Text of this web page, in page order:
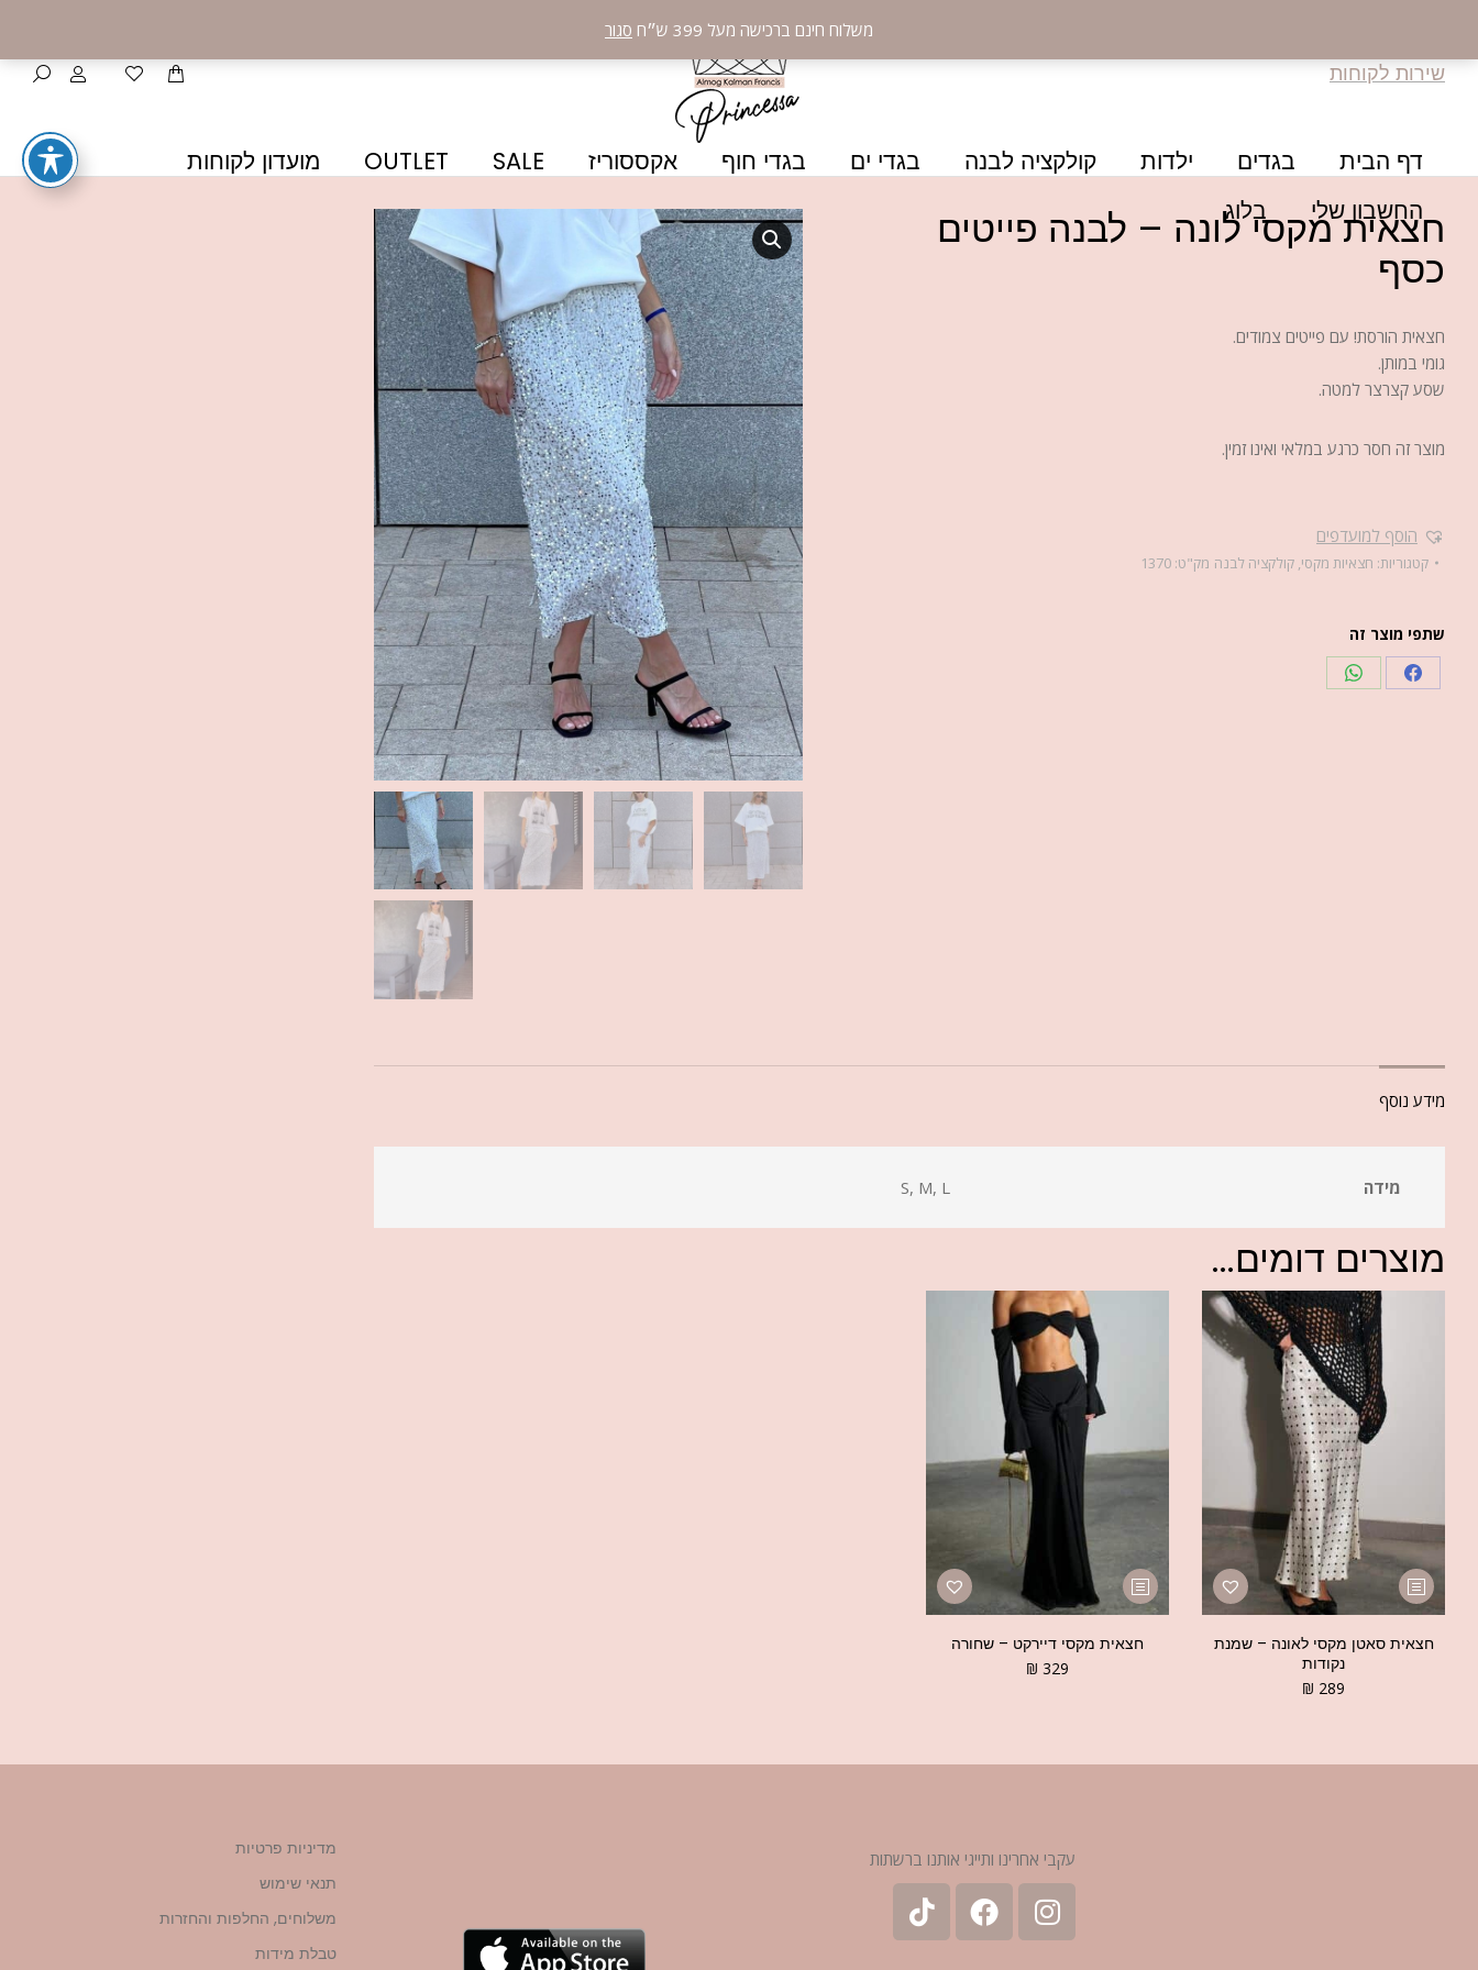
משלוח חינם ברכישה מעל 399 ש״ח סגור
שירות לקוחות
דף הבית בגדים ילדות קולקציה לבנה בגדי ים בגדי חוף אקססוריז SALE
OUTLET
מועדון לקוחות
החשבון שלי
בלוג
חצאית מקסי לונה – לבנה פייטים
כסף
חצאית הורסת! עם פייטים צמודים.
גומי במותן.
שסע קצרצר למטה.
מוצר זה חסר כרגע במלאי ואינו זמין.
הוסף למועדפים
קטגוריות: חצאיות מקסי,קולקציה לבנה מק"ט:1370
שתפי מוצר זה
מידע נוסף
מידה S, M, L
מוצרים דומים...
חצאית סאטן מקסי לאונה – שמנת
נקודות
₪ 289
חצאית מקסי דיירקט – שחורה
₪ 329
עקבי אחרינו ותייגי אותנו ברשתות
מדיניות פרטיות
תנאי שימוש
משלוחים, החלפות והחזרות
טבלת מידות